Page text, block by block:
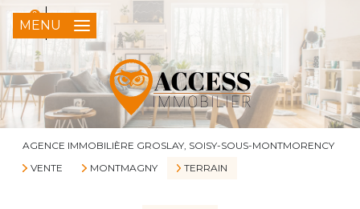
0
FR
MENU
AGENCE IMMOBILIÈRE GROSLAY, SOISY-SOUS-MONTMORENCY
VENTE
MONTMAGNY TERRAIN